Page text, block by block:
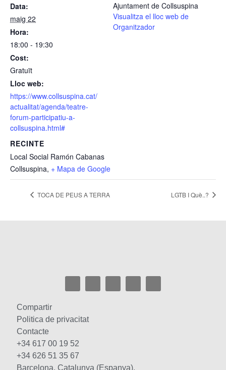
Data:
maig 22
Hora:
18:00 - 19:30
Cost:
Gratuït
Lloc web:
https://www.collsuspina.cat/
actualitat/agenda/teatre-
forum-participatiu-a-
collsuspina.html#
RECINTE
Local Social Ramón Cabanas
Collsuspina, + Mapa de Google
Ajuntament de Collsuspina
Visualitza el lloc web de
Organitzador
TOCA DE PEUS A TERRA LGTB I Què..?
Compartir
Politica de privacitat
Contacte
+34 617 00 19 52
+34 626 51 35 67
Barcelona, Catalunya (Espanya).